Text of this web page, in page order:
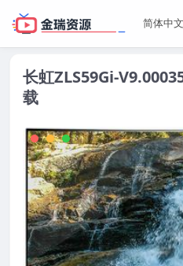
长虹ZLS59Gi-
载